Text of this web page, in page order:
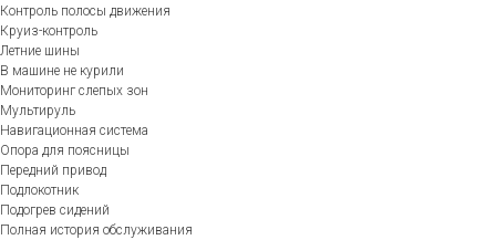
Контроль полосы движения
Круиз-контроль
Летние шины
В машине не курили
Мониторинг слепых зон
Мультируль
Навигационная система
Опора для поясницы
Передний привод
Подлокотник
Подогрев сидений
Полная история обслуживания